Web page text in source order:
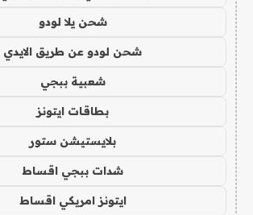
شحن يلا لودو
شحن لودو عن طريق الايدي
شعبية ببجي
بطاقات ايتونز
بلايستيشن ستور
شدات ببجي اقساط
ايتونز امريكي اقساط